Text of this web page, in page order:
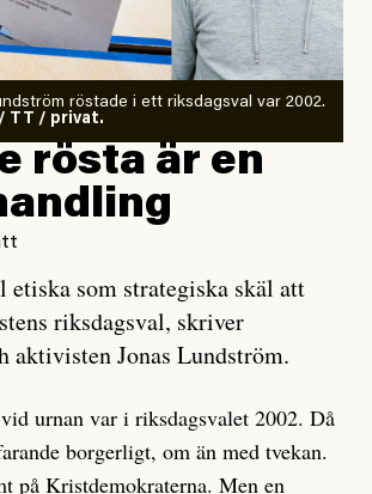
enkel regel inom alla politiska
misstänkta infiltratörer:
bevis på att de är infiltratörer, och då
det så fort det bara går för att skydda
har en inga bevis, bara misstankar,
diskret, just för att inte skapa
inte, som ETC påstår, ”vad som
är rykten”, utan den bidrar bara till
Det finns inte ett enda bevis
är en infiltratör. Det som läsaren
har ändrat sina politiska åsikter
har raderat tidigare innehåll på sina
röstade i ett riksdagsval var 2002.
TT / privat.
rösta är en
etiska som strategiska skäl att
riksdagsval, skriver
aktivisten Jonas Lundström.
urnan var i riksdagsvalet 2002. Då
borgerligt, om än med tvekan.
på Kristdemokraterna. Men en